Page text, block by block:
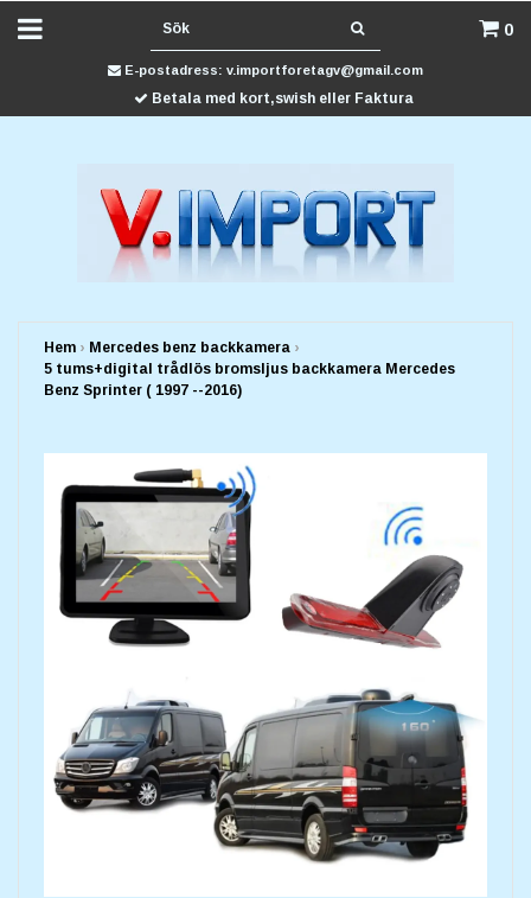
0
E-postadress: v.importforetagv@gmail.com
Betala med kort,swish eller Faktura
Hem › Mercedes benz backkamera ›
5 tums+digital trådlös bromsljus backkamera Mercedes
Benz Sprinter ( 1997 --2016)